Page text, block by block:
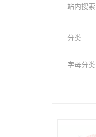
站内搜索
分类
字母分类